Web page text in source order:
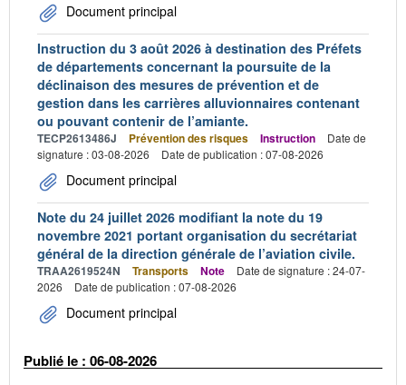
Document principal
Instruction du 3 août 2026 à destination des Préfets
de départements concernant la poursuite de la
déclinaison des mesures de prévention et de
gestion dans les carrières alluvionnaires contenant
ou pouvant contenir de l’amiante.
TECP2613486J Prévention des risques Instruction
Date de
signature : 03-08-2026
Date de publication : 07-08-2026
Document principal
Note du 24 juillet 2026 modifiant la note du 19
novembre 2021 portant organisation du secrétariat
général de la direction générale de l’aviation civile.
TRAA2619524N Transports Note
Date de signature : 24-07-
2026
Date de publication : 07-08-2026
Document principal
Publié le : 06-08-2026